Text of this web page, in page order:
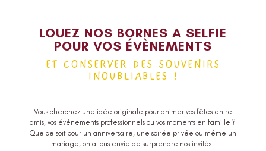
LOUEZ NOS BORNES A SELFIE
POUR VOS ÉVÈNEMENTS
ET CONSERVER DES SOUVENIRS
INOUBLIABLES !
Vous cherchez une idée originale pour animer vos fêtes entre
amis, vos événements professionnels ou vos moments en famille ?
Que ce soit pour un anniversaire, une soirée privée ou même un
mariage, on a tous envie de surprendre nos invités !